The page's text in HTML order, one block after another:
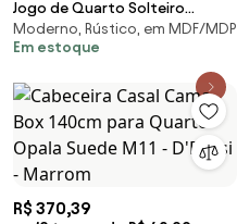
Jogo de Quarto Solteiro
Modulado 029 Master Avelã
Rústico/Ártico Rústi
Moderno, Rústico, em MDF/MDP
Em estoque
R$ 370,39